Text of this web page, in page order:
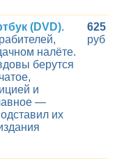
(DVD).
налёте.
берутся
и
—
их
625
руб